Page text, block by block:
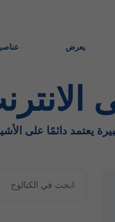
يعرض
يعتمد دائمًا على